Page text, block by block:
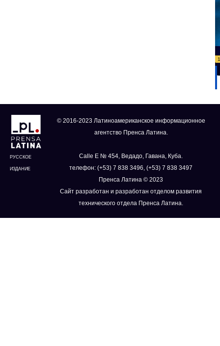
РУССКОЕ
ИЗДАНИЕ
© 2016-2023 Латиноамериканское информационное
агентство Пренса Латина.
Calle E № 454, Ведадо, Гавана, Куба.
телефон: (+53) 7 838 3496, (+53) 7 838 3497
Пренса Латина © 2023
Сайт разработан и разработан отделом развития
технического отдела Пренса Латина.